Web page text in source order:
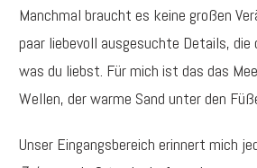
Manchmal braucht es keine großen
paar liebevoll ausgesuchte Details, die
was du liebst. Für mich ist das das
Wellen, der warme Sand unter den
Unser Eingangsbereich erinnert mich